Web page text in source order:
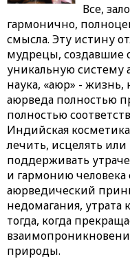
Все,
гармонично,
смысла. Эту истину
мудрецы, создавшие
уникальную систему
наука, «аюр» -
аюрведа полностью
полностью
Индийская
лечить, исцелять
поддерживать
и гармонию
аюрведический
недомагания, утрата
тогда, когда
природы.